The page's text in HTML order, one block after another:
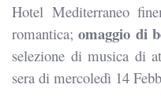
Hotel Mediterraneo
romantica;omaggio di
selezione di musica di
sera di mercoledì 14